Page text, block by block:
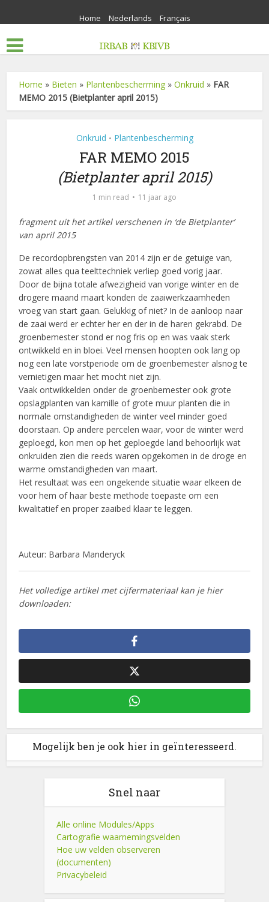
Home Nederlands Français
Home » Bieten » Plantenbescherming »Onkruid » FAR
MEMO 2015 (Bietplanter april 2015)
Onkruid • Plantenbescherming
FAR MEMO 2015
(Bietplanter april 2015)
1 min read 11 jaar ago
fragment uit het artikel verschenen in ‘de Bietplanter’
van april 2015
De recordopbrengsten van 2014 zijn er de getuige van,
zowat alles qua teelttechniek verliep goed vorig jaar.
Door de bijna totale afwezigheid van vorige winter en de
drogere maand maart konden de zaaiwerkzaamheden
vroeg van start gaan. Gelukkig of niet? In de aanloop naar
de zaai werd er echter her en der in de haren gekrabd. De
groenbemester stond er nog fris op en was vaak sterk
ontwikkeld en in bloei. Veel mensen hoopten ook lang op
nog een late vorstperiode om de groenbemester alsnog te
vernietigen maar het mocht niet zijn.
Vaak ontwikkelden onder de groenbemester ook grote
opslagplanten van kamille of grote muur planten die in
normale omstandigheden de winter veel minder goed
doorstaan. Op andere percelen waar, voor de winter werd
geploegd, kon men op het geploegde land behoorlijk wat
onkruiden zien die reeds waren opgekomen in de droge en
warme omstandigheden van maart.
Het resultaat was een ongekende situatie waar elkeen de
voor hem of haar beste methode toepaste om een
kwalitatief en proper zaaibed klaar te leggen.
Auteur: Barbara Manderyck
Het volledige artikel met cijfermateriaal kan je hier
downloaden:
Mogelijk ben je ook hier in geïnteresseerd.
Snel naar
Alle online Modules/Apps
Cartografie waarnemingsvelden
Hoe uw velden observeren
(documenten)
Privacybeleid